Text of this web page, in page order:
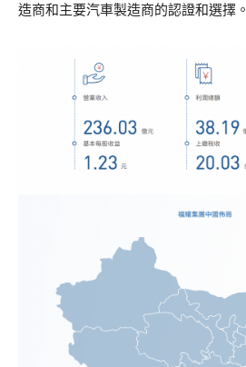
造商和主要汽車製造商的認證和選擇。